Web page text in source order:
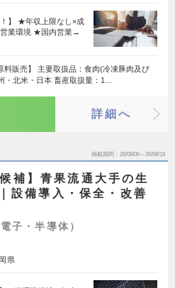
！】 ★年収上限なし×成
営業環境 ★国内営業→
料販売】 主要取扱品：食肉(冷凍豚肉及び
・北米・日本 畜産取扱量：1…
詳細へ
掲載期間 26/08/06～26/08/19
補】青果流通大手の生
設備導入・保全・改善
子・半導体）
県